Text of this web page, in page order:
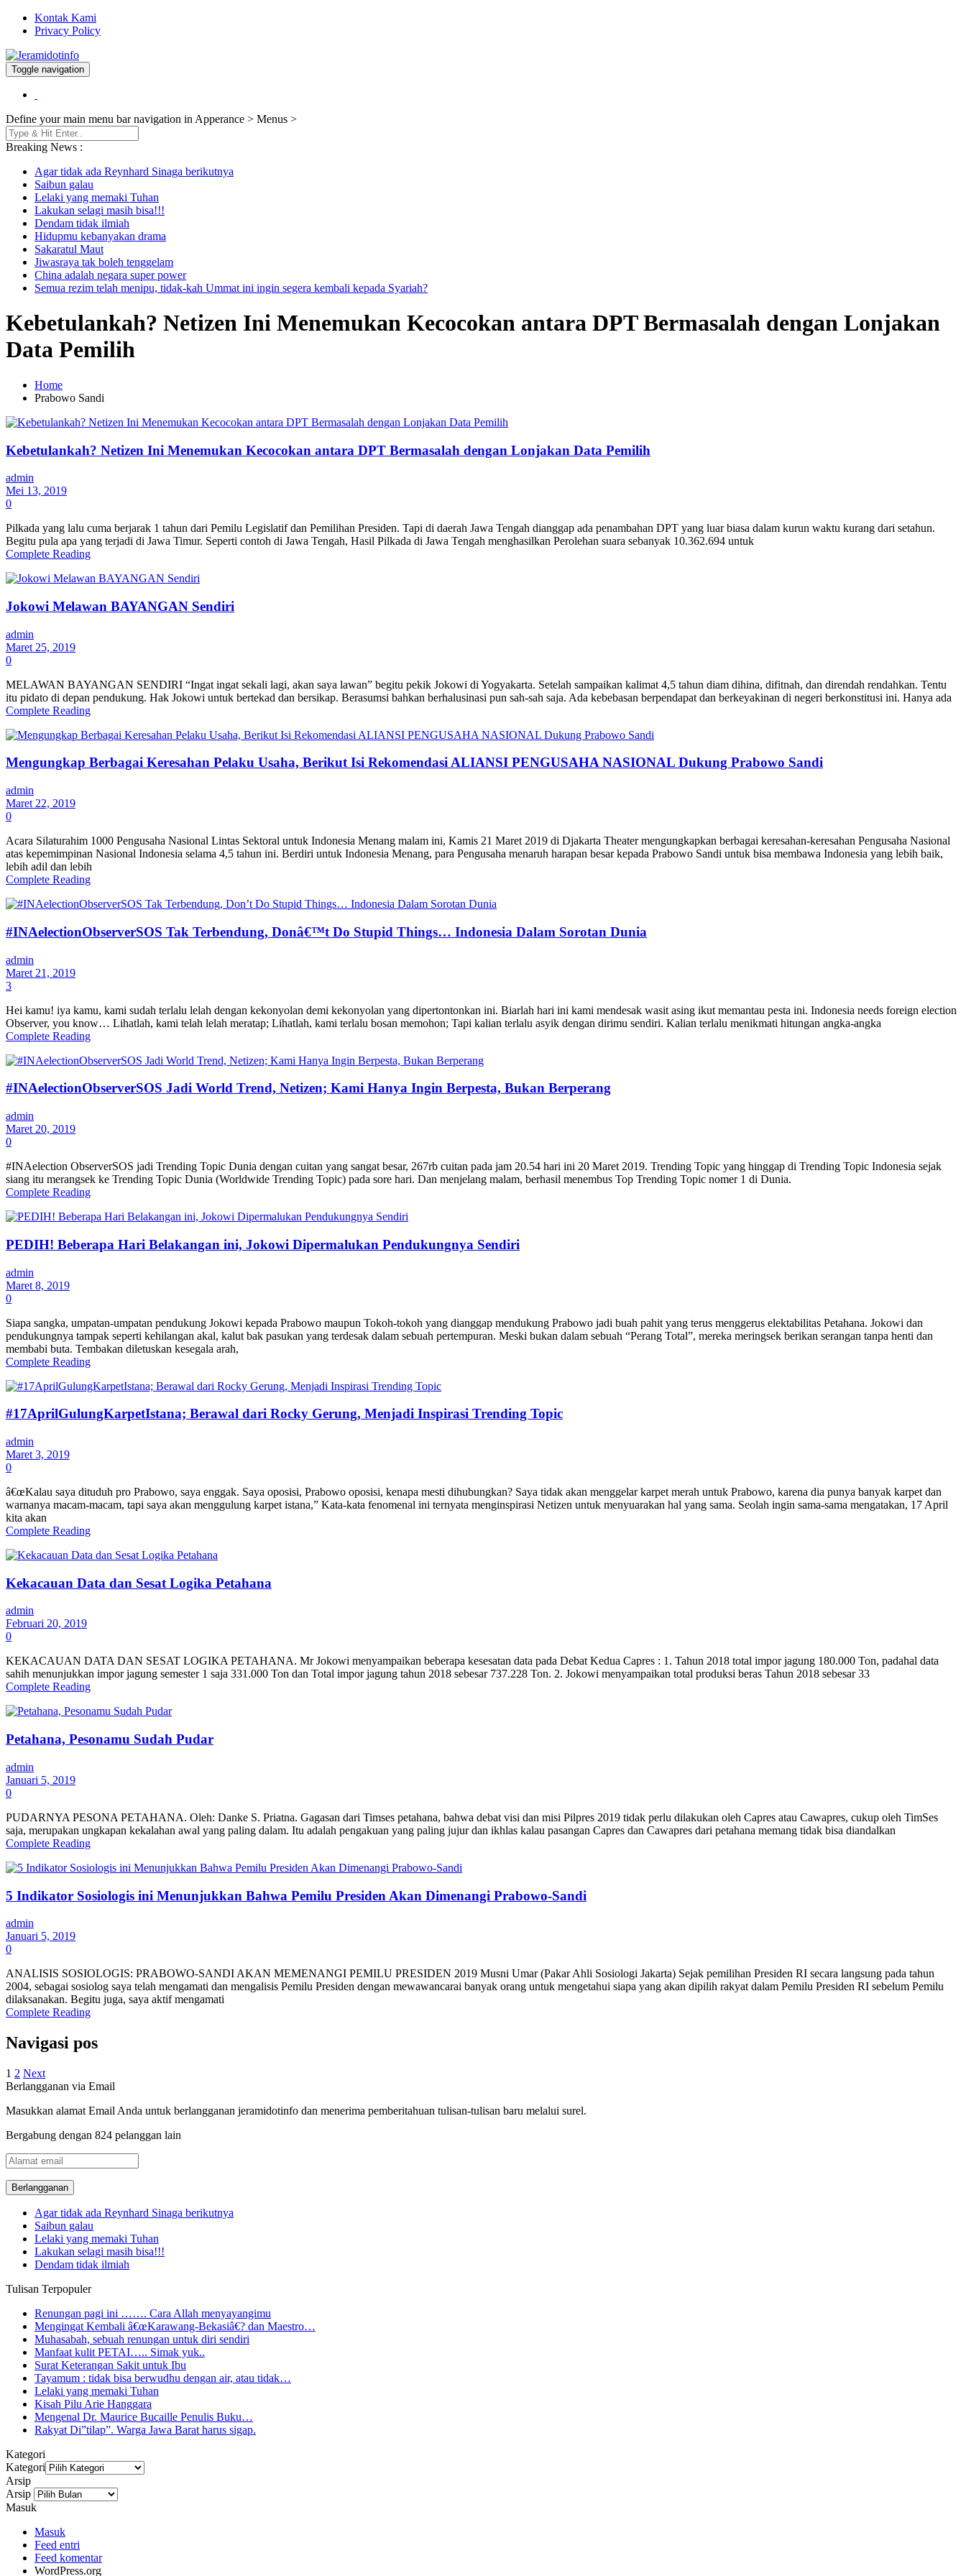
Kontak Kami
Privacy Policy
Jeramidotinfo
Berita dan Informasi Terkini
Toggle navigation
Define your main menu bar navigation in Apperance > Menus >
Breaking News :
Agar tidak ada Reynhard Sinaga berikutnya
Saibun galau
Lelaki yang memaki Tuhan
Lakukan selagi masih bisa!!!
Dendam tidak ilmiah
Hidupmu kebanyakan drama
Sakaratul Maut
Jiwasraya tak boleh tenggelam
China adalah negara super power
Semua rezim telah menipu, tidak-kah Ummat ini ingin segera kembali kepada Syariah?
Kebetulankah? Netizen Ini Menemukan Kecocokan antara DPT Bermasalah dengan Lonjakan
Data Pemilih
Home
Prabowo Sandi
Kebetulankah? Netizen Ini Menemukan Kecocokan antara DPT Bermasalah dengan Lonjakan Data Pemilih
admin
Mei 13, 2019
0
Pilkada yang lalu cuma berjarak 1 tahun dari Pemilu Legislatif dan Pemilihan Presiden. Tapi di daerah Jawa Tengah dianggap ada penambahan DPT yang luar biasa dalam kurun waktu kurang dari setahun.
Begitu pula apa yang terjadi di Jawa Timur. Seperti contoh di Jawa Tengah, Hasil Pilkada di Jawa Tengah menghasilkan Perolehan suara sebanyak 10.362.694 untuk
Complete Reading
Jokowi Melawan BAYANGAN Sendiri
admin
Maret 25, 2019
0
MELAWAN BAYANGAN SENDIRI “Ingat ingat sekali lagi, akan saya lawan” begitu pekik Jokowi di Yogyakarta. Setelah sampaikan kalimat 4,5 tahun diam dihina, difitnah, dan direndah rendahkan. Tentu
itu pidato di depan pendukung. Hak Jokowi untuk bertekad dan bersikap. Berasumsi bahkan berhalusinasi pun sah-sah saja. Ada kebebasan berpendapat dan berkeyakinan di negeri berkonstitusi ini. Hanya ada
Complete Reading
Mengungkap Berbagai Keresahan Pelaku Usaha, Berikut Isi Rekomendasi ALIANSI PENGUSAHA NASIONAL Dukung Prabowo Sandi
admin
Maret 22, 2019
0
Acara Silaturahim 1000 Pengusaha Nasional Lintas Sektoral untuk Indonesia Menang malam ini, Kamis 21 Maret 2019 di Djakarta Theater mengungkapkan berbagai keresahan-keresahan Pengusaha Nasional
atas kepemimpinan Nasional Indonesia selama 4,5 tahun ini. Berdiri untuk Indonesia Menang, para Pengusaha menaruh harapan besar kepada Prabowo Sandi untuk bisa membawa Indonesia yang lebih baik,
lebih adil dan lebih
Complete Reading
#INAelectionObserverSOS Tak Terbendung, Donâ€™t Do Stupid Things… Indonesia Dalam Sorotan Dunia
admin
Maret 21, 2019
3
Hei kamu! iya kamu, kami sudah terlalu lelah dengan kekonyolan demi kekonyolan yang dipertontonkan ini. Biarlah hari ini kami mendesak wasit asing ikut memantau pesta ini. Indonesia needs foreign election
Observer, you know… Lihatlah, kami telah lelah meratap; Lihatlah, kami terlalu bosan memohon; Tapi kalian terlalu asyik dengan dirimu sendiri. Kalian terlalu menikmati hitungan angka-angka
Complete Reading
#INAelectionObserverSOS Jadi World Trend, Netizen; Kami Hanya Ingin Berpesta, Bukan Berperang
admin
Maret 20, 2019
0
#INAelection ObserverSOS jadi Trending Topic Dunia dengan cuitan yang sangat besar, 267rb cuitan pada jam 20.54 hari ini 20 Maret 2019. Trending Topic yang hinggap di Trending Topic Indonesia sejak
siang itu merangsek ke Trending Topic Dunia (Worldwide Trending Topic) pada sore hari. Dan menjelang malam, berhasil menembus Top Trending Topic nomer 1 di Dunia.
Complete Reading
PEDIH! Beberapa Hari Belakangan ini, Jokowi Dipermalukan Pendukungnya Sendiri
admin
Maret 8, 2019
0
Siapa sangka, umpatan-umpatan pendukung Jokowi kepada Prabowo maupun Tokoh-tokoh yang dianggap mendukung Prabowo jadi buah pahit yang terus menggerus elektabilitas Petahana. Jokowi dan
pendukungnya tampak seperti kehilangan akal, kalut bak pasukan yang terdesak dalam sebuah pertempuran. Meski bukan dalam sebuah “Perang Total”, mereka meringsek berikan serangan tanpa henti dan
membabi buta. Tembakan diletuskan kesegala arah,
Complete Reading
#17AprilGulungKarpetIstana; Berawal dari Rocky Gerung, Menjadi Inspirasi Trending Topic
admin
Maret 3, 2019
0
â€œKalau saya dituduh pro Prabowo, saya enggak. Saya oposisi, Prabowo oposisi, kenapa mesti dihubungkan? Saya tidak akan menggelar karpet merah untuk Prabowo, karena dia punya banyak karpet dan
warnanya macam-macam, tapi saya akan menggulung karpet istana,” Kata-kata fenomenal ini ternyata menginspirasi Netizen untuk menyuarakan hal yang sama. Seolah ingin sama-sama mengatakan, 17 April
kita akan
Complete Reading
Kekacauan Data dan Sesat Logika Petahana
admin
Februari 20, 2019
0
KEKACAUAN DATA DAN SESAT LOGIKA PETAHANA. Mr Jokowi menyampaikan beberapa kesesatan data pada Debat Kedua Capres : 1. Tahun 2018 total impor jagung 180.000 Ton, padahal data
sahih menunjukkan impor jagung semester 1 saja 331.000 Ton dan Total impor jagung tahun 2018 sebesar 737.228 Ton. 2. Jokowi menyampaikan total produksi beras Tahun 2018 sebesar 33
Complete Reading
Petahana, Pesonamu Sudah Pudar
admin
Januari 5, 2019
0
PUDARNYA PESONA PETAHANA. Oleh: Danke S. Priatna. Gagasan dari Timses petahana, bahwa debat visi dan misi Pilpres 2019 tidak perlu dilakukan oleh Capres atau Cawapres, cukup oleh TimSes
saja, merupakan ungkapan kekalahan awal yang paling dalam. Itu adalah pengakuan yang paling jujur dan ikhlas kalau pasangan Capres dan Cawapres dari petahana memang tidak bisa diandalkan
Complete Reading
5 Indikator Sosiologis ini Menunjukkan Bahwa Pemilu Presiden Akan Dimenangi Prabowo-Sandi
admin
Januari 5, 2019
0
ANALISIS SOSIOLOGIS: PRABOWO-SANDI AKAN MEMENANGI PEMILU PRESIDEN 2019 Musni Umar (Pakar Ahli Sosiologi Jakarta) Sejak pemilihan Presiden RI secara langsung pada tahun
2004, sebagai sosiolog saya telah mengamati dan mengalisis Pemilu Presiden dengan mewawancarai banyak orang untuk mengetahui siapa yang akan dipilih rakyat dalam Pemilu Presiden RI sebelum Pemilu
dilaksanakan. Begitu juga, saya aktif mengamati
Complete Reading
Navigasi pos
1 2 Next
Berlangganan via Email
Masukkan alamat Email Anda untuk berlangganan jeramidotinfo dan menerima pemberitahuan tulisan-tulisan baru melalui surel.
Bergabung dengan 824 pelanggan lain
Alamat
email
Agar tidak ada Reynhard Sinaga berikutnya
Saibun galau
Lelaki yang memaki Tuhan
Lakukan selagi masih bisa!!!
Dendam tidak ilmiah
Tulisan Terpopuler
Renungan pagi ini ……. Cara Allah menyayangimu
Mengingat Kembali â€œKarawang-Bekasiâ€? dan Maestro…
Muhasabah, sebuah renungan untuk diri sendiri
Manfaat kulit PETAI….. Simak yuk..
Surat Keterangan Sakit untuk Ibu
Tayamum : tidak bisa berwudhu dengan air, atau tidak…
Lelaki yang memaki Tuhan
Kisah Pilu Arie Hanggara
Mengenal Dr. Maurice Bucaille Penulis Buku…
Rakyat Di”tilap”. Warga Jawa Barat harus sigap.
Kategori
Kategori
Arsip
Arsip
Masuk
Masuk
Feed entri
Feed komentar
WordPress.org